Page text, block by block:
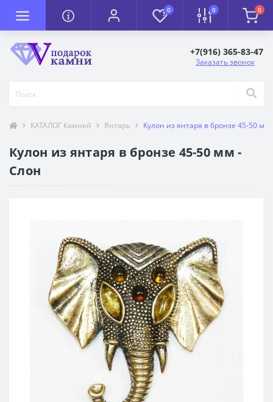
0 0 0
+7(916) 365-83-47
Заказать звонок
КАТАЛОГ Камней Янтарь Кулон из янтаря в бронзе 45-50 мм
Кулон из янтаря в бронзе 45-50 мм -
Слон